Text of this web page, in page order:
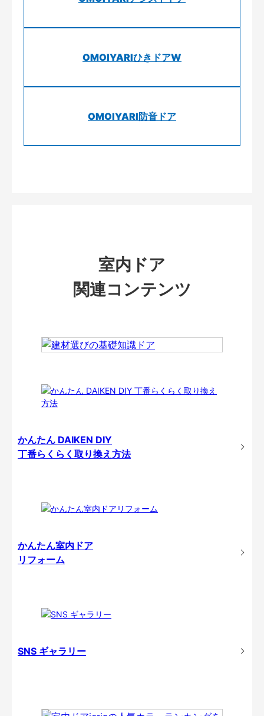
OMOIYARIひきドアW
OMOIYARI防音ドア
室内ドア
関連コンテンツ
かんたん DAIKEN DIY
丁番らくらく取り換え方法
かんたん室内ドア
リフォーム
SNS ギャラリー